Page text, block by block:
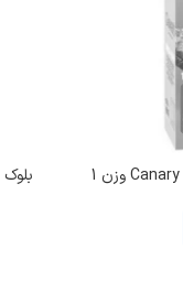
غذای خشک قناری تاپ فید مدل Canary وزن 1